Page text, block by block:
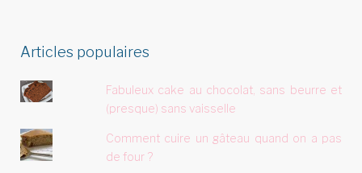
Articles populaires
Fabuleux cake au chocolat, sans beurre et
(presque) sans vaisselle
Comment cuire un gâteau quand on a pas
de four ?